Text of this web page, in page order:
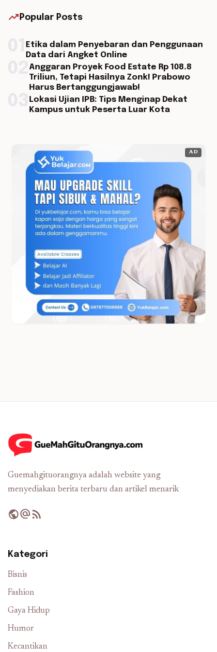
trending_up Popular Posts
Etika dalam Penyebaran dan Penggunaan
Data dari Angket Online
Anggaran Proyek Food Estate Rp 108.8
Triliun, Tetapi Hasilnya Zonk! Prabowo
Harus Bertanggungjawab!
Lokasi Ujian IPB: Tips Menginap Dekat
Kampus untuk Peserta Luar Kota
AD
Guemahgituorangnya adalah website yang
menyediakan berita terbaru dan artikel menarik
publicalternate_emailrss_feed
Kategori
Bisnis
Fashion
Gaya Hidup
Humor
Kecantikan